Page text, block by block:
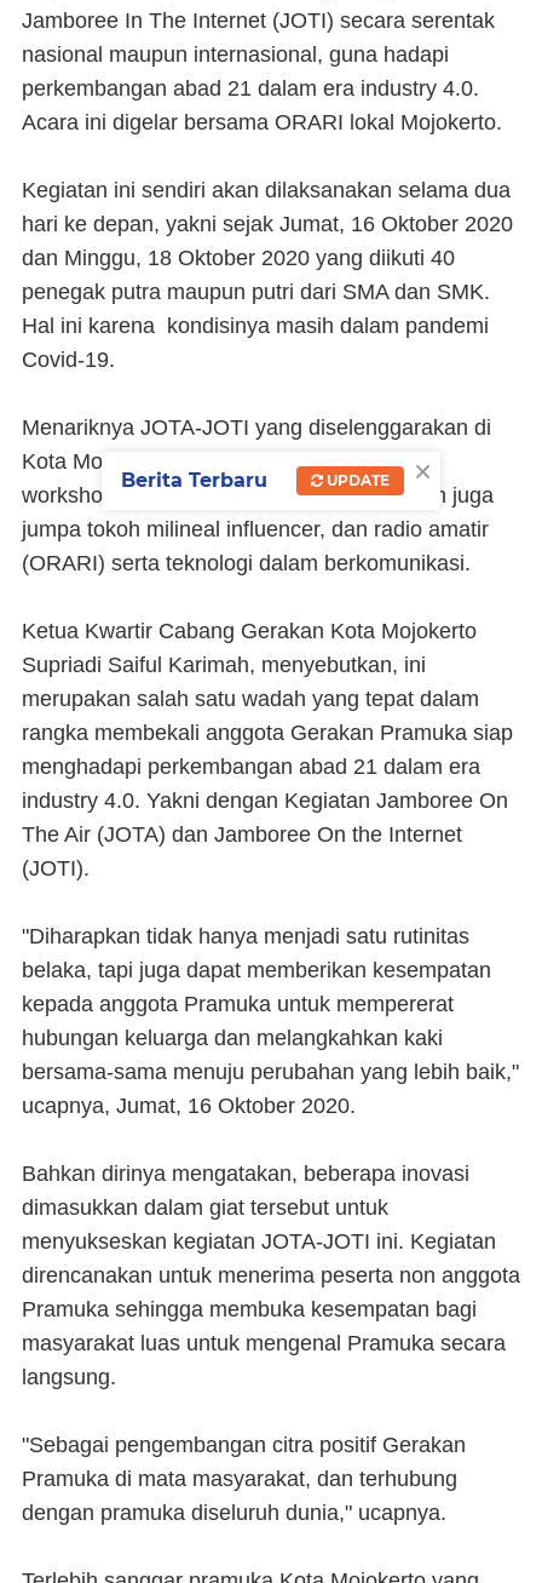
Jamboree In The Internet (JOTI) secara serentak
nasional maupun internasional, guna hadapi
perkembangan abad 21 dalam era industry 4.0.
Acara ini digelar bersama ORARI lokal Mojokerto.
Kegiatan ini sendiri akan dilaksanakan selama dua
hari ke depan, yakni sejak Jumat, 16 Oktober 2020
dan Minggu, 18 Oktober 2020 yang diikuti 40
penegak putra maupun putri dari SMA dan SMK.
Hal ini karena kondisinya masih dalam pandemi
Covid-19.
Menariknya JOTA-JOTI yang diselenggarakan di
Kota Mojokerto tidak hanya diisi pelatihan,
workshop, diskusi, lomba desain, melainkan juga
jumpa tokoh milineal influencer, dan radio amatir
(ORARI) serta teknologi dalam berkomunikasi.
Ketua Kwartir Cabang Gerakan Kota Mojokerto
Supriadi Saiful Karimah, menyebutkan, ini
merupakan salah satu wadah yang tepat dalam
rangka membekali anggota Gerakan Pramuka siap
menghadapi perkembangan abad 21 dalam era
industry 4.0. Yakni dengan Kegiatan Jamboree On
The Air (JOTA) dan Jamboree On the Internet
(JOTI).
"Diharapkan tidak hanya menjadi satu rutinitas
belaka, tapi juga dapat memberikan kesempatan
kepada anggota Pramuka untuk mempererat
hubungan keluarga dan melangkahkan kaki
bersama-sama menuju perubahan yang lebih baik,"
ucapnya, Jumat, 16 Oktober 2020.
Bahkan dirinya mengatakan, beberapa inovasi
dimasukkan dalam giat tersebut untuk
menyukseskan kegiatan JOTA-JOTI ini. Kegiatan
direncanakan untuk menerima peserta non anggota
Pramuka sehingga membuka kesempatan bagi
masyarakat luas untuk mengenal Pramuka secara
langsung.
"Sebagai pengembangan citra positif Gerakan
Pramuka di mata masyarakat, dan terhubung
dengan pramuka diseluruh dunia," ucapnya.
×
Berita Terbaru UPDATE